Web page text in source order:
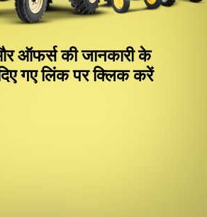
ऑफर्स की जानकारी के
गए लिंक पर क्लिक करें